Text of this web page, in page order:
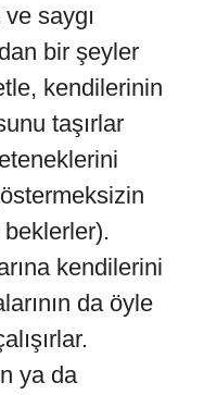
saygı
bir şeyler
kendilerinin
taşırlar
kendilerini
da öyle
ya da